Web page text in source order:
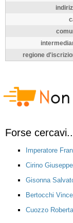
regione
Forse
Imperatore
Cirino
Gisonna
Bertocchi
Cuozzo